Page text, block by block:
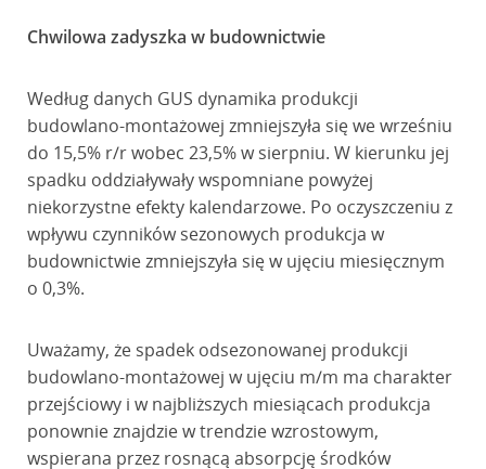
Chwilowa zadyszka w budownictwie
Według danych GUS dynamika produkcji
budowlano-montażowej zmniejszyła się we wrześniu
do 15,5% r/r wobec 23,5% w sierpniu. W kierunku jej
spadku oddziaływały wspomniane powyżej
niekorzystne efekty kalendarzowe. Po oczyszczeniu z
wpływu czynników sezonowych produkcja w
budownictwie zmniejszyła się w ujęciu miesięcznym
o 0,3%.
Uważamy, że spadek odsezonowanej produkcji
budowlano-montażowej w ujęciu m/m ma charakter
przejściowy i w najbliższych miesiącach produkcja
ponownie znajdzie w trendzie wzrostowym,
wspierana przez rosnącą absorpcję środków